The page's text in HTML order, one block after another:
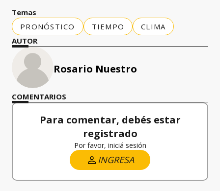
Temas
PRONÓSTICO
TIEMPO
CLIMA
AUTOR
Rosario Nuestro
COMENTARIOS
Para comentar, debés estar
registrado
Por favor, iniciá sesión
INGRESA